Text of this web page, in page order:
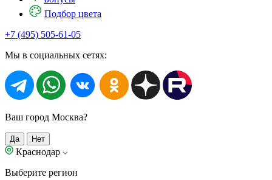
Подбор цвета
+7 (495) 505-61-05
Мы в социальных сетях:
Ваш город Москва?
Да Нет
Краснодар
Выберите регион